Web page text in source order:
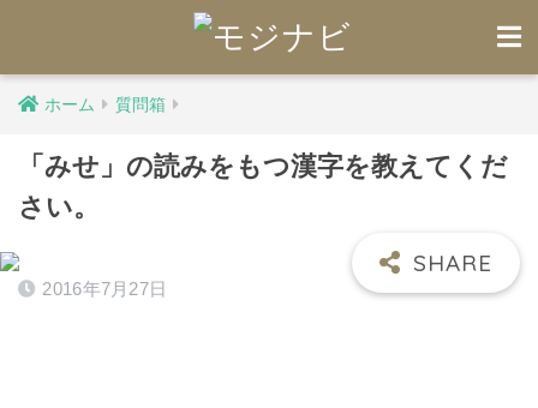
ホーム 質問箱
「みせ」の読みをもつ漢字を教えてくだ
さい。
2016年7月27日